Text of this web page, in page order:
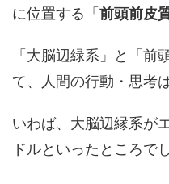
に位置する「 前頭前皮
「大脳辺緑系」と「前
て、人間の行動・思考
いわば、大脳辺縁系が
ドルといったところで